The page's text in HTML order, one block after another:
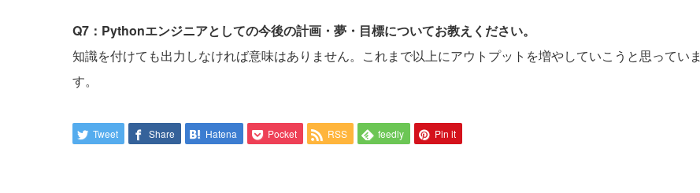
Q7：Pythonエンジニアとしての今後の計画・夢・目標についてお教えください。
知識を付けても出力しなければ意味はありません。これまで以上にアウトプットを増やしていこうと思っていま
す。
Tweet Share Hatena Pocket RSS feedly Pin it